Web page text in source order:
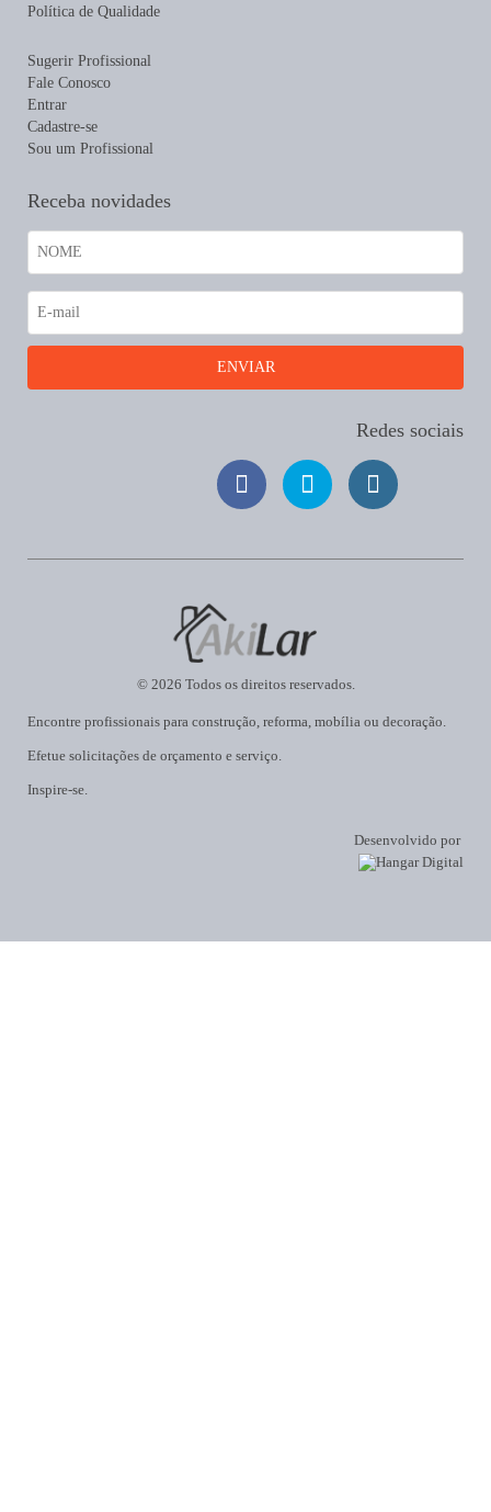
Política de Qualidade
Sugerir Profissional
Fale Conosco
Entrar
Cadastre-se
Sou um Profissional
Receba novidades
Redes sociais
Encontre profissionais para construção, reforma, mobília ou decoração.
Efetue solicitações de orçamento e serviço.
Inspire-se.
© 2026 Todos os direitos reservados.
Desenvolvido por